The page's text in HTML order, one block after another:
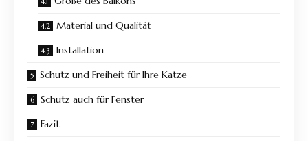
Material und Qualität
Installation
Schutz und Freiheit für Ihre Katze
Schutz auch für Fenster
Fazit